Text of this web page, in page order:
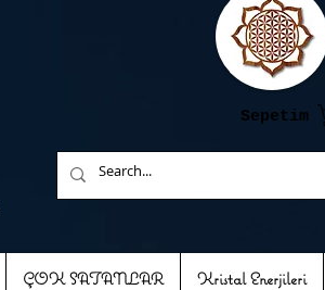
Sepetim
ÇOK SATANLAR Kristal Enerjileri